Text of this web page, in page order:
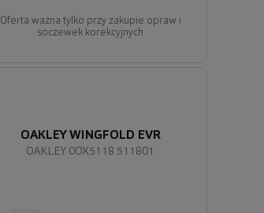
Oferta ważna tylko przy zakupie opraw i
soczewek korekcyjnych
OAKLEY 0OX5118 511801
OAKLEY WINGFOLD EVR